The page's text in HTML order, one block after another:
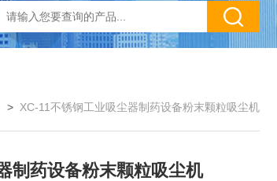
> XC-11不锈钢工业吸尘器制药设备粉末颗粒吸尘机
制药设备粉末颗粒吸尘机